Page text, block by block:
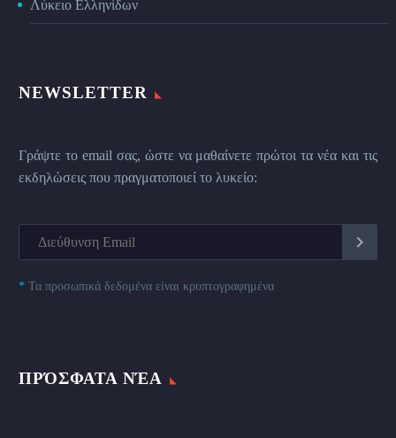
Λύκειο Ελληνίδων
NEWSLETTER
Γράψτε το email σας, ώστε να μαθαίνετε πρώτοι τα νέα και τις
εκδηλώσεις που πραγματοποιεί το λυκείο:
* Τα προσωπικά δεδομένα είναι κρυπτογραφημένα
ΠΡΌΣΦΑΤΑ ΝΈΑ